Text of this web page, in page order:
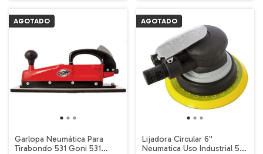
AGOTADO
Garlopa Neumática Para
Tirabondo 531 Goni 531
AGOTADO
Lijadora Circular 6''
Neumatica Uso Industrial 533